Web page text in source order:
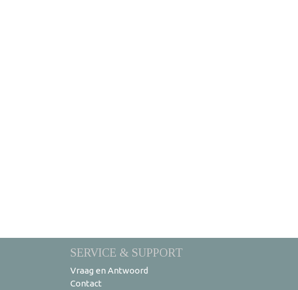
SERVICE & SUPPORT
Vraag en Antwoord
Contact